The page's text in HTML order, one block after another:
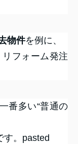
物件を例に、
フォーム発注
番多い“普通の
す。pasted